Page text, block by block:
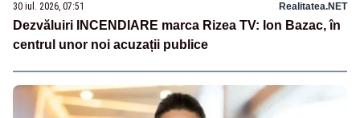
30 iul. 2026, 07:51 Realitatea.NET
Dezvăluiri INCENDIARE marca Rizea TV: Ion Bazac, în
centrul unor noi acuzații publice